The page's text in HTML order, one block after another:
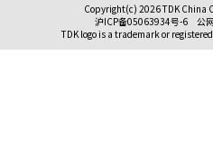
Copyright(c) 2026 TDK China
沪ICP备05063934号-6
公
TDK logo is a trademark or